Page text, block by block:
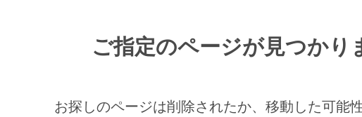
ご指定のページが見つかり
お探しのページは削除されたか、移動した可能